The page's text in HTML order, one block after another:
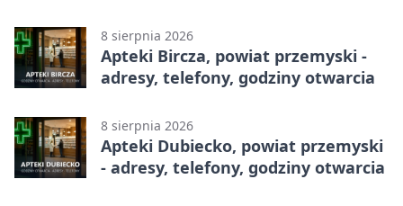
8 sierpnia 2026
Apteki Bircza, powiat przemyski -
adresy, telefony, godziny otwarcia
8 sierpnia 2026
Apteki Dubiecko, powiat przemyski
- adresy, telefony, godziny otwarcia